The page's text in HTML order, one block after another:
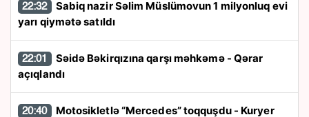
22:32
yarı qiymətə satıldı
22:01
açıqlandı
20:40